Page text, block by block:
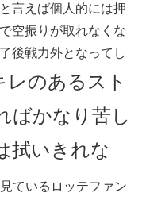
言えば個人的には押
空振りが取れなくな
後戦力外となってし
レのあるスト
ばかなり苦し
拭いきれな
ているロッテファン